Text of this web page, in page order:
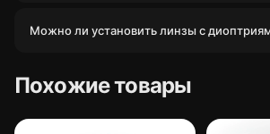
Можно ли установить линзы с
Похожие товары